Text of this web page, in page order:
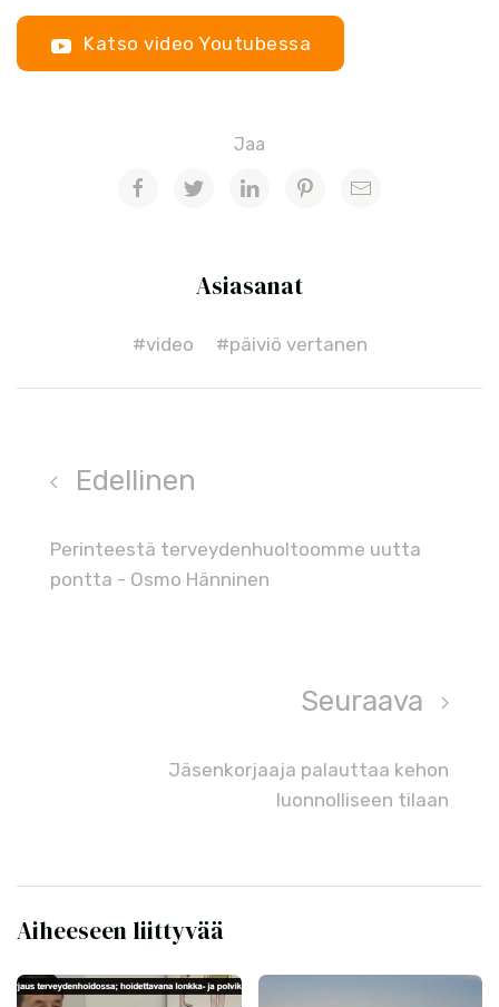
Katso video Youtubessa
Jaa
Asiasanat
#video #päiviö vertanen
Edellinen
Perinteestä terveydenhuoltoomme uutta
pontta - Osmo Hänninen
Seuraava
Jäsenkorjaaja palauttaa kehon
luonnolliseen tilaan
Aiheeseen liittyvää